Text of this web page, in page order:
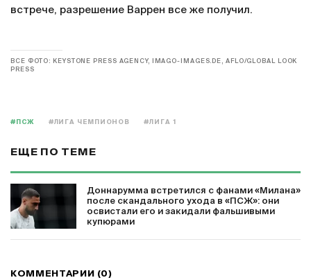
встрече, разрешение Варрен все же получил.
ВСЕ ФОТО: KEYSTONE PRESS AGENCY, IMAGO-IMAGES.DE, AFLO/GLOBAL LOOK
PRESS
#ПСЖ #ЛИГА ЧЕМПИОНОВ #ЛИГА 1
ЕЩЕ ПО ТЕМЕ
Доннарумма встретился с фанами «Милана»
после скандального ухода в «ПСЖ»: они
освистали его и закидали фальшивыми
купюрами
КОММЕНТАРИИ (0)